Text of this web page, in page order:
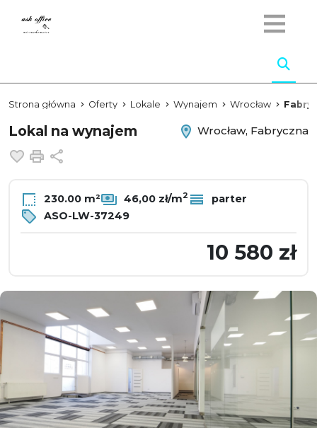
Strona główna Oferty Lokale Wynajem Wrocław
Lokal na wynajem
Wrocław, Fabryczna
Dodaj do ulubionych
Drukuj
230.00 m² 46,00 zł/m2
parter
ASO-LW-37249
10 580 zł